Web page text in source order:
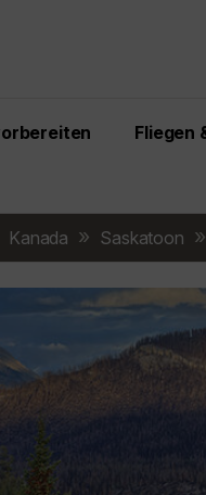
Fliegen
Kanada Saskatoon